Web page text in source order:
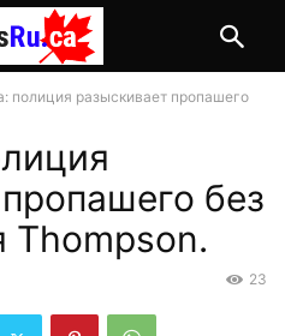
полиция разыскивает пропашего
без
Thompson.
23